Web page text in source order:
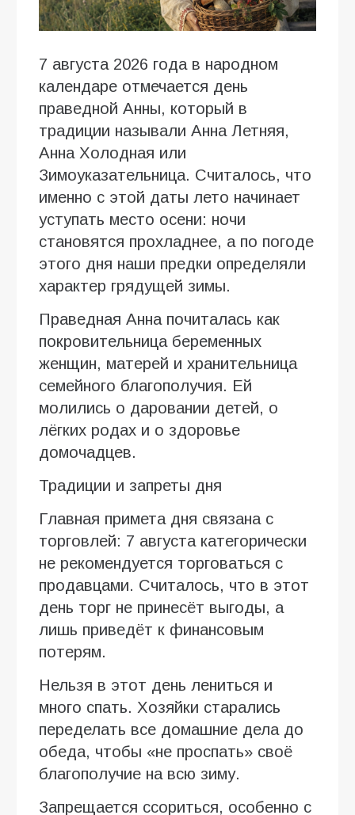
7 августа 2026 года в народном
календаре отмечается день
праведной Анны, который в
традиции называли Анна Летняя,
Анна Холодная или
Зимоуказательница. Считалось, что
именно с этой даты лето начинает
уступать место осени: ночи
становятся прохладнее, а по погоде
этого дня наши предки определяли
характер грядущей зимы.
Праведная Анна почиталась как
покровительница беременных
женщин, матерей и хранительница
семейного благополучия. Ей
молились о даровании детей, о
лёгких родах и о здоровье
домочадцев.
Традиции и запреты дня
Главная примета дня связана с
торговлей: 7 августа категорически
не рекомендуется торговаться с
продавцами. Считалось, что в этот
день торг не принесёт выгоды, а
лишь приведёт к финансовым
потерям.
Нельзя в этот день лениться и
много спать. Хозяйки старались
переделать все домашние дела до
обеда, чтобы «не проспать» своё
благополучие на всю зиму.
Запрещается ссориться, особенно с